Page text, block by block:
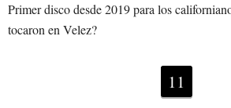
Primer disco desde 2019 para los
tocaron en Velez?
11